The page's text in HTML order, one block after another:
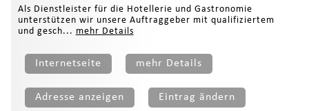
Als Dienstleister für die Hotellerie und Gastronomie
unterstützen wir unsere Auftraggeber mit qualifiziertem
und gesch... mehr Details
Internetseite mehr Details
Adresse anzeigen Eintrag ändern